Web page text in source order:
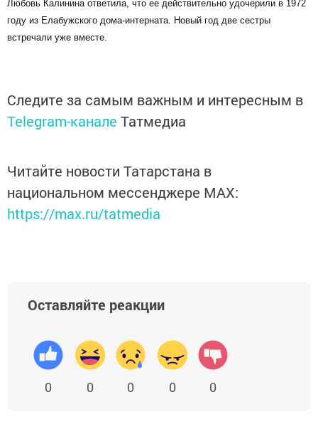
Любовь Калинина ответила, что ее действительно удочерили в 1972
году из Елабужского дома-интерната. Новый год две сестры
встречали уже вместе.
Следите за самым важным и интересным в
Telegram-канале Татмедиа
Читайте новости Татарстана в
национальном мессенджере MАХ:
https://max.ru/tatmedia
Оставляйте реакции
0 0 0 0 0